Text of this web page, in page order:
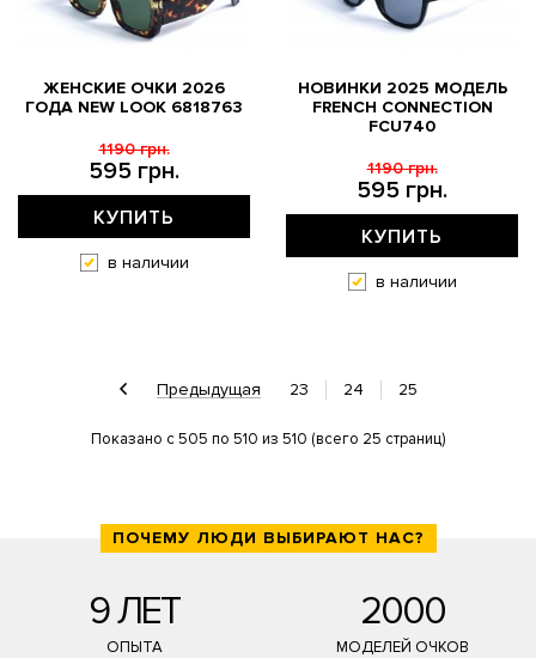
ЖЕНСКИЕ ОЧКИ 2026
ГОДА NEW LOOK 6818763
595 грн.
1190 грн.
КУПИТЬ
в наличии
НОВИНКИ 2025 МОДЕЛЬ
FRENCH CONNECTION
FCU740
595 грн.
1190 грн.
КУПИТЬ
в наличии
Предыдущая 23 24 25
Показано с 505 по 510 из 510 (всего 25 страниц)
ПОЧЕМУ ЛЮДИ ВЫБИРАЮТ НАС?
9 ЛЕТ
ОПЫТА
2000
МОДЕЛЕЙ ОЧКОВ